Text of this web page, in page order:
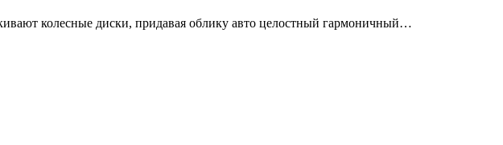
колесные диски, придавая облику авто целостный гармоничный…